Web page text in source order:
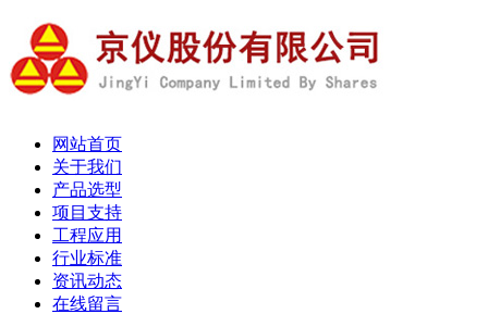
网站首页
关于我们
产品选型
项目支持
工程应用
行业标准
资讯动态
在线留言